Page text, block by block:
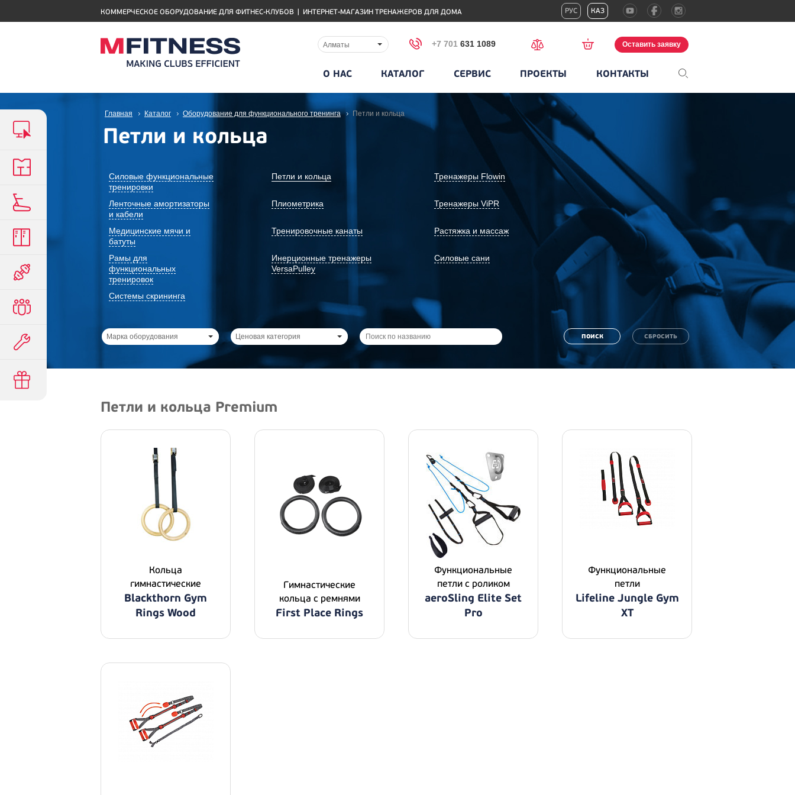
КОММЕРЧЕСКОЕ ОБОРУДОВАНИЕ ДЛЯ ФИТНЕС-КЛУБОВ ИНТЕРНЕТ-МАГАЗИН ТРЕНАЖЕРОВ ДЛЯ ДОМА РУС КАЗ
Алматы +7 701 631 1089 Оставить заявку
О НАС КАТАЛОГ СЕРВИС ПРОЕКТЫ КОНТАКТЫ
Главная Каталог Оборудование для функционального тренинга Петли и кольца
Петли и кольца
Силовые функциональные
тренировки
Петли и кольца Тренажеры Flowin
Ленточные амортизаторы
и кабели
Плиометрика Тренажеры ViPR
Медицинские мячи и
батуты
Тренировочные канаты Растяжка и массаж
Рамы для
функциональных
тренировок
Инерционные тренажеры
VersaPulley
Силовые сани
Системы скрининга
Марка оборудования Ценовая категория
Петли и кольца Premium
Кольца
гимнастические
Blackthorn Gym
Rings Wood
Гимнастические
кольца с ремнями
First Place Rings
Функциональные
петли с роликом
aeroSling Elite Set
Pro
Функциональные
петли
Lifeline Jungle Gym
XT